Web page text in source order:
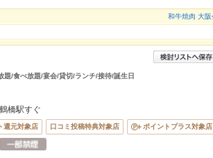
和牛焼肉 大阪
/食べ放題/宴会/貸切/ランチ/接待/誕生日
橋駅すぐ
還元対象店 口コミ投稿特典対象店 ポイントプラス対象店